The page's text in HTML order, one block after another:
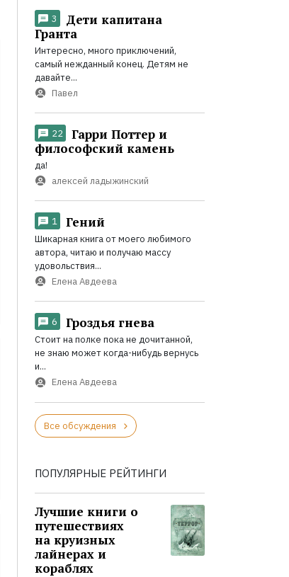
3
Дети капитана
Гранта
Интересно, много приключений,
самый нежданный конец. Детям не
давайте...
Павел
22
Гарри Поттер и
философский камень
да!
алексей ладыжинский
1 Гений
Шикарная книга от моего любимого
автора, читаю и получаю массу
удовольствия...
Елена Авдеева
6 Гроздья гнева
Стоит на полке пока не дочитанной,
не знаю может когда-нибудь вернусь
и...
Елена Авдеева
Все обсуждения
ПОПУЛЯРНЫЕ РЕЙТИНГИ
Лучшие книги о
путешествиях
на круизных
лайнерах и
кораблях